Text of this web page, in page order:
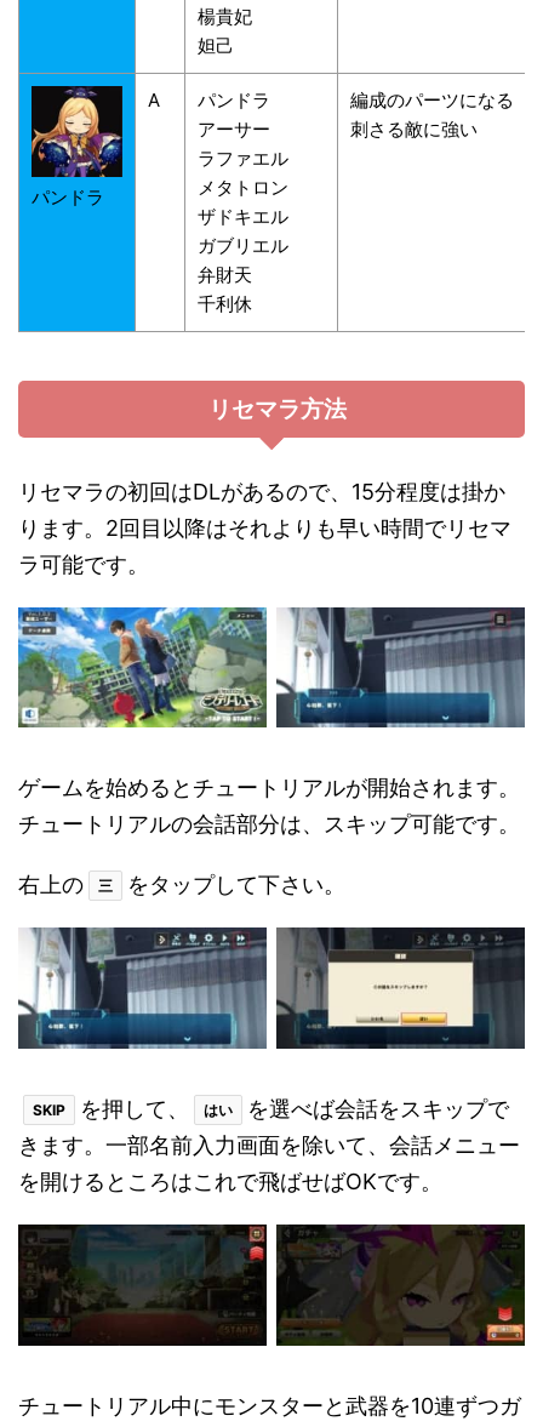
楊貴妃
妲己
パンドラ
A
パンドラ
アーサー
ラファエル
メタトロン
ザドキエル
ガブリエル
弁財天
千利休
編成のパーツになる
刺さる敵に強い
リセマラ方法
リセマラの初回はDLがあるので、15分程度は掛か
ります。2回目以降はそれよりも早い時間でリセマ
ラ可能です。
ゲームを始めるとチュートリアルが開始されます。
チュートリアルの会話部分は、スキップ可能です。
右上の 三 をタップして下さい。
SKIP を押して、 はい
を選べば会話をスキップで
きます。一部名前入力画面を除いて、会話メニュー
を開けるところはこれで飛ばせばOKです。
チュートリアル中にモンスターと武器を10連ずつガ